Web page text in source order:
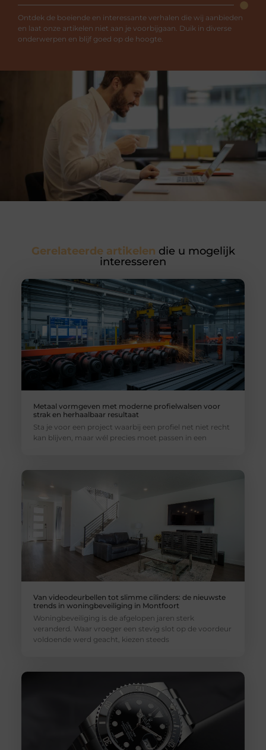
Ontdek de boeiende en interessante verhalen die wij aanbieden
en laat onze artikelen niet aan je voorbijgaan. Duik in diverse
onderwerpen en blijf goed op de hoogte.
Gerelateerde artikelen die u mogelijk
interesseren
Metaal vormgeven met moderne profielwalsen voor
strak en herhaalbaar resultaat
Sta je voor een project waarbij een profiel net niet recht
kan blijven, maar wél precies moet passen in een
Van videodeurbellen tot slimme cilinders: de nieuwste
trends in woningbeveiliging in Montfoort
Woningbeveiliging is de afgelopen jaren sterk
veranderd. Waar vroeger een stevig slot op de voordeur
voldoende werd geacht, kiezen steeds